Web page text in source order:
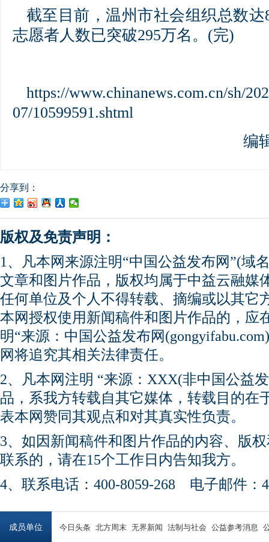
截至目前，温州市社会组织总数
志愿者人数已突破295万名。(完)
https://www.chinanews.com.cn/sh/
07/10599591.shtml
编
分享到：
版权及免责声明：
1、凡本网来源注明“中国公益发布网”(域
文章和图片作品，版权均属于中益云融媒
任何单位及个人不得转载、摘编或以其它
本网授权使用新闻稿件和图片作品的，应
明“来源：中国公益发布网
网将追究其相关法律责任。
2、凡本网注明 “来源：XXX(非中国公益
品，系我方转载自其它媒体，转载目的在
表本网赞同其观点和对其真实性负责。
3、如因新闻稿件和图片作品的内容、版
联系的，请在15个工作日内告知我方。
4、联系电话：400-8059-268 电子邮件：
成员单位 今日头条 北方周末 无界新闻 法制与社会 公益参考消息